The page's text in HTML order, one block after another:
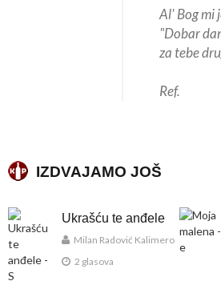
Al' Bog mi
"Dobar
za tebe
Ref.
IZDVAJAMO JOŠ
Ukrašću te anđele
Milan Radović Kalimero
2 glasova